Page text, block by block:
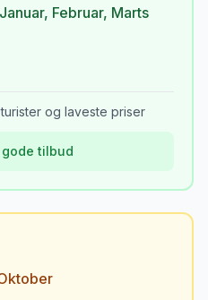
Januar, Februar, Marts
og laveste priser
tilbud